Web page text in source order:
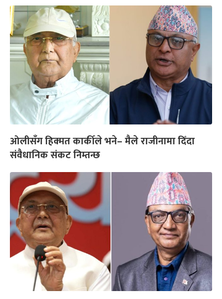
ओलीसँग हिक्मत कार्कीले भने– मैले राजीनामा दिँदा
संवैधानिक संकट निम्तन्छ